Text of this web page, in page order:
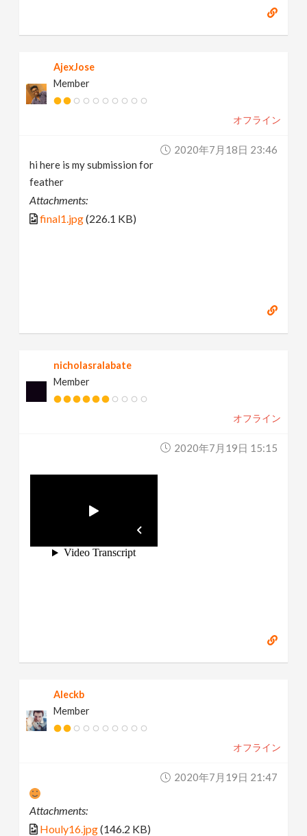
AjexJose
Member
オフライン
2020年7月18日 23:46
hi here is my submission for
feather
Attachments:
final1.jpg(226.1 KB)
nicholasralabate
Member
オフライン
2020年7月19日 15:15
Aleckb
Member
オフライン
2020年7月19日 21:47
Attachments:
Houly16.jpg(146.2 KB)